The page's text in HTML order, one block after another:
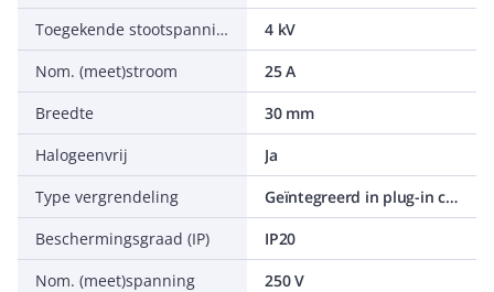
Toegekende stootspanning
4 kV
Nom. (meet)stroom
25 A
Breedte
30 mm
Halogeenvrij
Ja
Type vergrendeling
Geïntegreerd in plug-in connector
Beschermingsgraad (IP)
IP20
Nom. (meet)spanning
250 V